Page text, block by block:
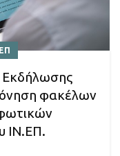
Εκδήλωσης
φακέλων
ΙΝ.ΕΠ.